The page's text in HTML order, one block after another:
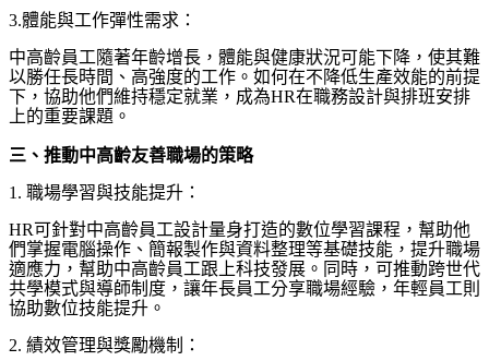
3.體能與工作彈性需求：
中高齡員工隨著年齡增長，體能與健康狀況可能下降，使其難
以勝任長時間、高強度的工作。如何在不降低生產效能的前提
下，協助他們維持穩定就業，成為HR在職務設計與排班安排
上的重要課題。
三、推動中高齡友善職場的策略
1. 職場學習與技能提升：
HR可針對中高齡員工設計量身打造的數位學習課程，幫助他
們掌握電腦操作、簡報製作與資料整理等基礎技能，提升職場
適應力，幫助中高齡員工跟上科技發展。同時，可推動跨世代
共學模式與導師制度，讓年長員工分享職場經驗，年輕員工則
協助數位技能提升。
2. 績效管理與獎勵機制：